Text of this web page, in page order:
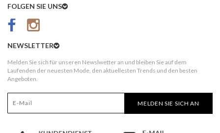
Kundenservice
AGB
Kundeninformationen
Widerruf
FOLGEN SIE UNS
NEWSLETTER
Melden Sie sich für unseren Newslwetter an und bleiben Sie auf dem
Laufenden der neuesten Mode, den aktuellesten Trends und den besten
Angeboten.
MELDEN SIE SICH AN